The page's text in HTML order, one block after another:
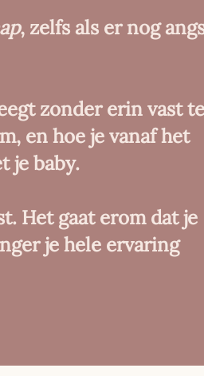
, zelfs als er nog
zonder erin vast te
en hoe je vanaf het
je baby.
Het gaat erom dat je
je hele ervaring